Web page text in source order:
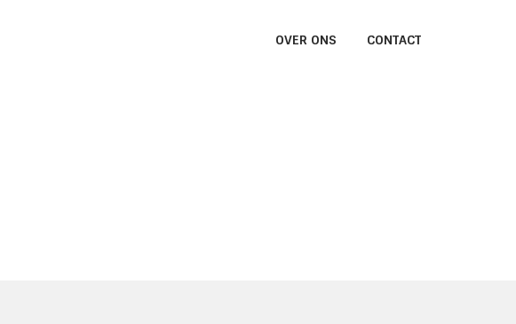
OVER ONS CONTACT